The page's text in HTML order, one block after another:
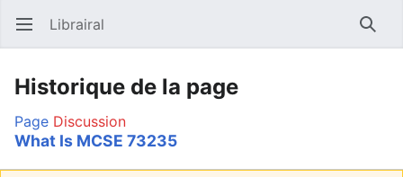
Ouvrir le menu principal Librairal
Historique de la page
Page Discussion
What Is MCSE 73235